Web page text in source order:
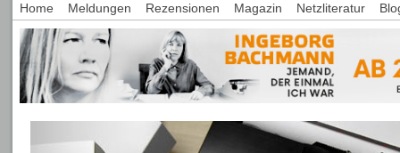
Home Meldungen Rezensionen Magazin Netzliteratur